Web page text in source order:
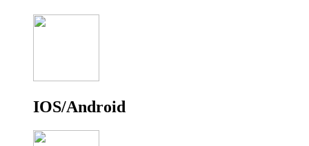
IOS/Android